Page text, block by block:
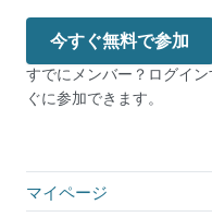
今すぐ無料で参加
すでにメンバー？ログイ
ぐに参加できます。
マイページ